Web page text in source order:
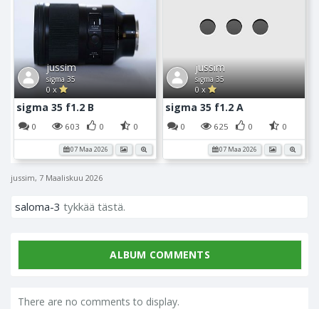
jussim
sigma 35
0 x
sigma 35 f1.2 B
0 603 0 0
07 Maa 2026
jussim
sigma 35
0 x
sigma 35 f1.2 A
0 625 0 0
07 Maa 2026
jussim, 7 Maaliskuu 2026
saloma-3 tykkää tästä.
ALBUM COMMENTS
There are no comments to display.